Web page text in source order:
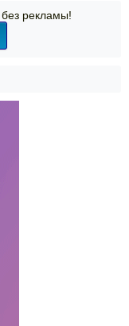
рекламы!